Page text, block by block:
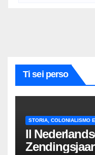
Ti sei perso
STORIA, COLONIALISMO
Il